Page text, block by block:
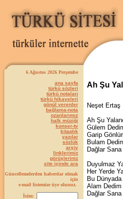
6 Ağustos 2026 Perşembe
ana sayfa
türkü sözleri
türkü notaları
türkü hikayeleri
gönül verenler
bağlama-nota
ozanlarımız
halk müziği
konser-tv
kitaplık
yazılar
sözlük
arşiv
linklerimiz
görüşleriniz
site içinde ara
Güncellemelerden haberdar olmak
için
e-mail listemize üye olunuz.
İsim:
Ah Şu
Neşet Ertaş
Ah Şu
Gülem
Garip
Bulam
Dağlar Sana
Duyulmaz
Her Yerde
Bu
Alam Dedim
Dağlar Sana